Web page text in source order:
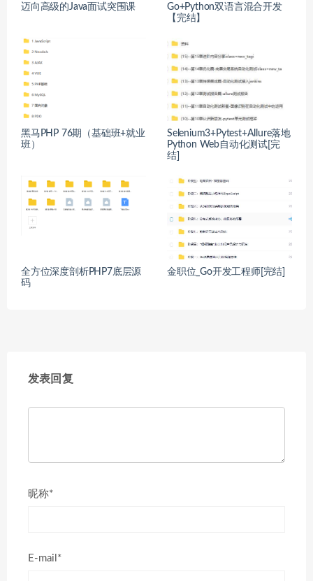
迈向高级的Java面试突围课
Go+Python双语言混合开发
【完结】
黑马PHP 76期（基础班+就业
班）
Selenium3+Pytest+Allure落地
Python Web自动化测试[完
结]
全方位深度剖析PHP7底层源
码
金职位_Go开发工程师[完结]
发表回复
昵称*
E-mail*